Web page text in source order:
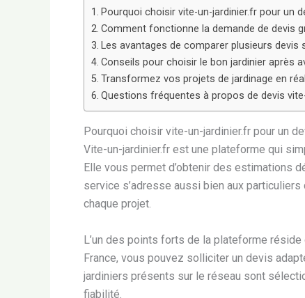
Pourquoi choisir vite-un-jardinier.fr pour un
Comment fonctionne la demande de devis
Les avantages de comparer plusieurs devis
Conseils pour choisir le bon jardinier après
Transformez vos projets de jardinage en
Questions fréquentes à propos de devis
Pourquoi choisir vite-un-jardinier.fr pour un
Vite-un-jardinier.fr est une plateforme qui
Elle vous permet d’obtenir des estimations
service s’adresse aussi bien aux
chaque projet.
L’un des points forts de la plateforme
France, vous pouvez solliciter un devis
jardiniers présents sur le réseau sont
fiabilité.